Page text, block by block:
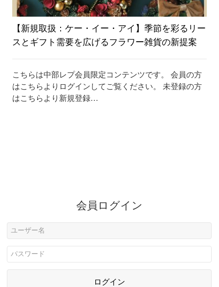
え
【新規取扱：ケー・イー・アイ】季節を彩るリー
スとギフト需要を広げるフラワー雑貨の新提案
こちらは中部レプ会員限定コンテンツです。 会員の方
はこちらよりログインしてご覧ください。 未登録の方
はこちらより新規登録…
会員ログイン
ログイン